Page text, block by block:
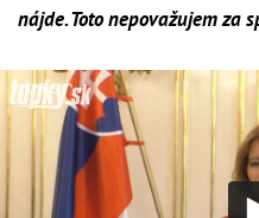
nájde. Toto nepovažujem za